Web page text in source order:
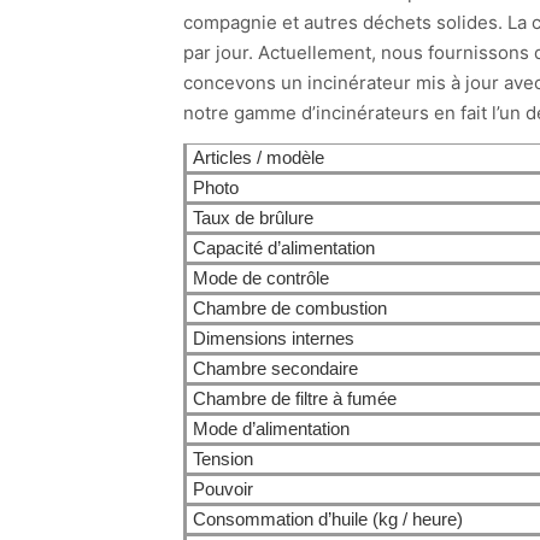
compagnie et autres déchets solides. La
par jour. Actuellement, nous
concevons un incinérateur mis à jour
notre gamme d’incinérateurs en fait l’un
Articles / modèle
Photo
Taux de brûlure
Capacité d’alimentation
Mode de contrôle
Chambre de combustion
Dimensions internes
Chambre secondaire
Chambre de filtre à fumée
Mode d’alimentation
Tension
Pouvoir
Consommation d’huile (kg / heure)